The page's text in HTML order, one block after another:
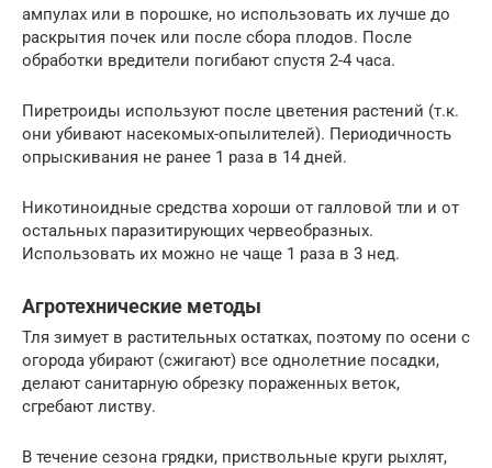
ампулах или в порошке, но использовать их лучше до
раскрытия почек или после сбора плодов. После
обработки вредители погибают спустя 2-4 часа.
Пиретроиды используют после цветения растений (т.к.
они убивают насекомых-опылителей). Периодичность
опрыскивания не ранее 1 раза в 14 дней.
Никотиноидные средства хороши от галловой тли и от
остальных паразитирующих червеобразных.
Использовать их можно не чаще 1 раза в 3 нед.
Агротехнические методы
Тля зимует в растительных остатках, поэтому по осени с
огорода убирают (сжигают) все однолетние посадки,
делают санитарную обрезку пораженных веток,
сгребают листву.
В течение сезона грядки, приствольные круги рыхлят,